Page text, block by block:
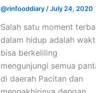
@rinfooddiary /July 24, 2020
Salah satu moment
dalam hidup adalah
bisa berkeliling
mengunjungi semua
di daerah Pacitan dan